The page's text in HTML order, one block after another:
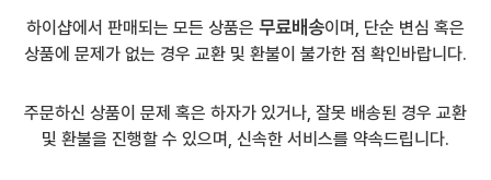
하이샵에서 판매되는 모든 상품은 무료배송이며, 단순 변심 혹은
상품에 문제가 없는 경우 교환 및 환불이 불가한 점 확인바랍니다.
주문하신 상품이 문제 혹은 하자가 있거나, 잘못 배송된 경우 교환
및 환불을 진행할 수 있으며, 신속한 서비스를 약속드립니다.